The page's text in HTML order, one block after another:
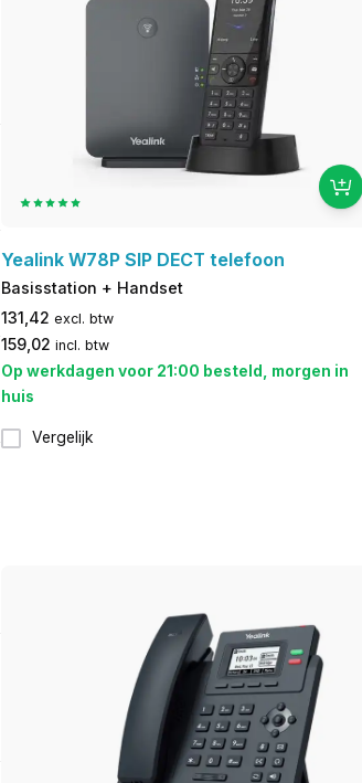
Yealink W78P SIP DECT telefoon
Basisstation + Handset
131,42 excl. btw
159,02 incl. btw
Op werkdagen voor 21:00 besteld, morgen in
huis
Vergelijk